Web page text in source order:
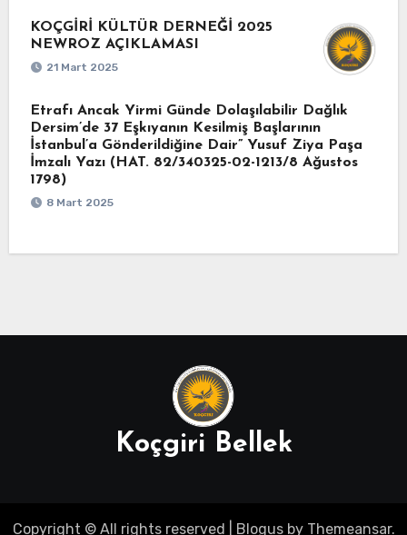
KOÇGİRİ KÜLTÜR DERNEĞİ 2025
NEWROZ AÇIKLAMASI
21 Mart 2025
Etrafı Ancak Yirmi Günde Dolaşılabilir Dağlık
Dersim’de 37 Eşkıyanın Kesilmiş Başlarının
İstanbul’a Gönderildiğine Dair” Yusuf Ziya Paşa
İmzalı Yazı (HAT. 82/340325-02-1213/8 Ağustos
1798)
8 Mart 2025
Koçgiri Bellek
Copyright © All rights reserved Blogusby Themeansar.